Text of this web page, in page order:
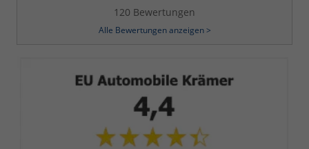
120 Bewertungen
Alle Bewertungen anzeigen >